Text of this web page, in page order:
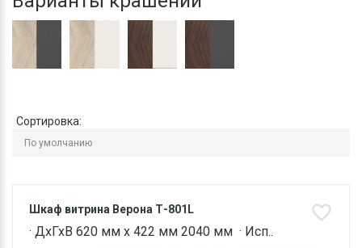
Сортировка:
Шкаф витрина Верона Т-801L
· ДхГхВ 620 мм х 422 мм 2040 мм · Исп..